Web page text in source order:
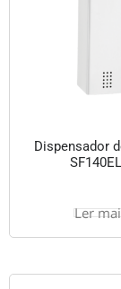
Dispensador
Ler